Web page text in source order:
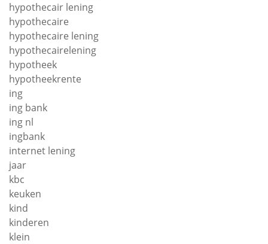
hypothecair lening
hypothecaire
hypothecaire lening
hypothecairelening
hypotheek
hypotheekrente
ing
ing bank
ing nl
ingbank
internet lening
jaar
kbc
keuken
kind
kinderen
klein